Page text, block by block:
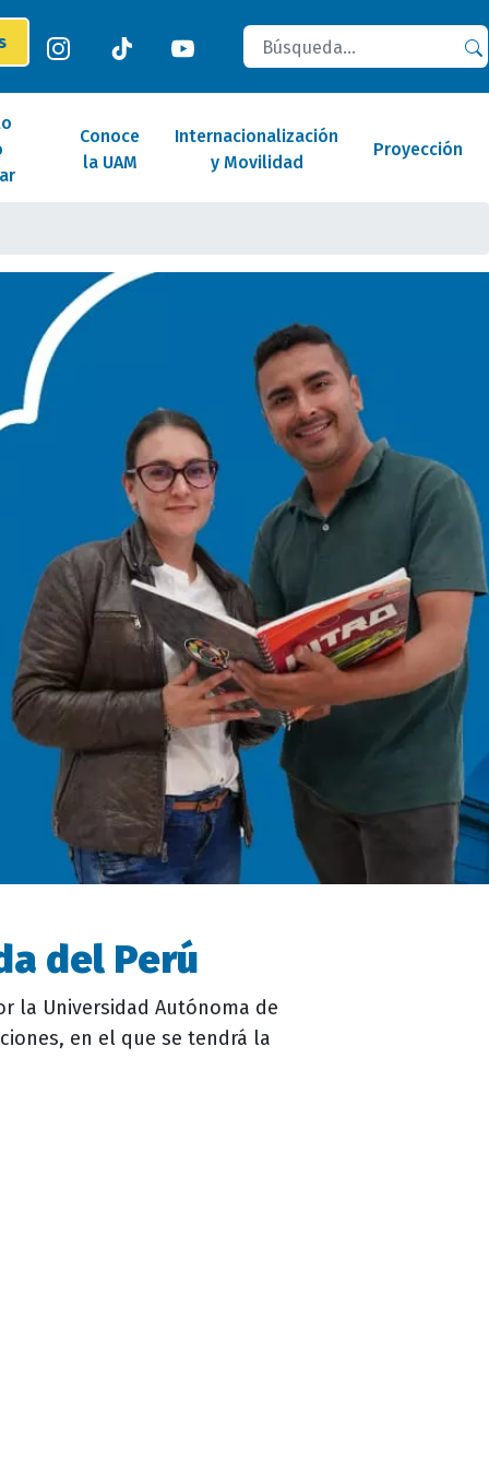
Buscar
Conoce
la UAM
Internacionalización
y Movilidad
Proyección
del Perú
la Universidad Autónoma de
en el que se tendrá la